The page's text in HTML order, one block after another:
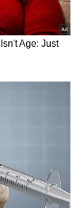
ಮಾತ್ರವಲ್ಲ,
ಕೂಡ
ಟಿಶ್ಯೂ
ಬಳಸುವ